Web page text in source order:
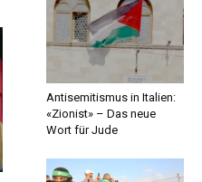
Antisemitismus in Italien:
«Zionist» – Das neue
Wort für Jude